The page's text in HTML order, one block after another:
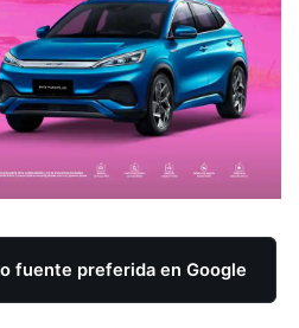
fuente preferida en Google